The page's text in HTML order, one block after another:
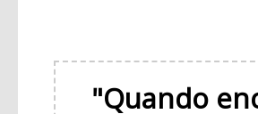
"Quando